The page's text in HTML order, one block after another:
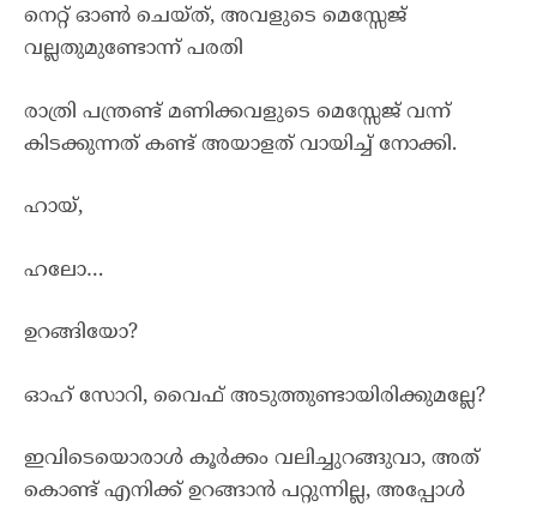
നെറ്റ് ഓൺ ചെയ്ത്, അവളുടെ മെസ്സേജ്
വല്ലതുമുണ്ടോന്ന് പരതി
രാത്രി പന്ത്രണ്ട് മണിക്കവളുടെ മെസ്സേജ് വന്ന്
കിടക്കുന്നത് കണ്ട് അയാളത് വായിച്ച് നോക്കി.
ഹായ്,
ഹലോ…
ഉറങ്ങിയോ?
ഓഹ് സോറി, വൈഫ് അടുത്തുണ്ടായിരിക്കുമല്ലേ?
ഇവിടെയൊരാൾ കൂർക്കം വലിച്ചുറങ്ങുവാ, അത്
കൊണ്ട് എനിക്ക് ഉറങ്ങാൻ പറ്റുന്നില്ല, അപ്പോൾ